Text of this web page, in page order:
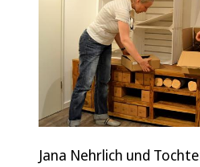
Jana Nehrlich und